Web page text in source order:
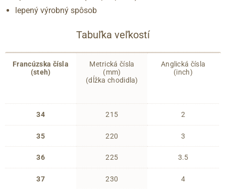
lepený výrobný spôsob
Tabuľka veľkostí
Francúzska čísla
(steh)
34
35
36
37
Metrická čísla
(mm)
(dĺžka chodidla)
215
220
225
230
Anglická čísla
(inch)
2
3
3.5
4